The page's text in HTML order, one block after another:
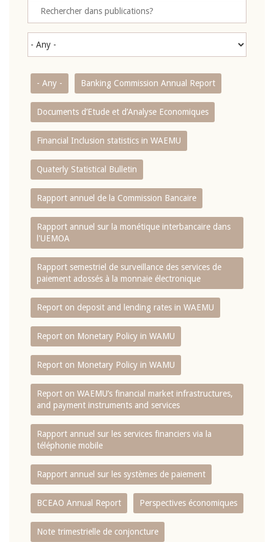
- Any - Banking Commission Annual Report
Documents d’Etude et d’Analyse Economiques
Financial Inclusion statistics in WAEMU
Quaterly Statistical Bulletin
Rapport annuel de la Commission Bancaire
Rapport annuel sur la monétique interbancaire dans
l'UEMOA
Rapport semestriel de surveillance des services de
paiement adossés à la monnaie électronique
Report on deposit and lending rates in WAEMU
Report on Monetary Policy in WAMU
Report on Monetary Policy in WAMU
Report on WAEMU’s financial market infrastructures,
and payment instruments and services
Rapport annuel sur les services financiers via la
téléphonie mobile
Rapport annuel sur les systèmes de paiement
BCEAO Annual Report Perspectives économiques
Note trimestrielle de conjoncture